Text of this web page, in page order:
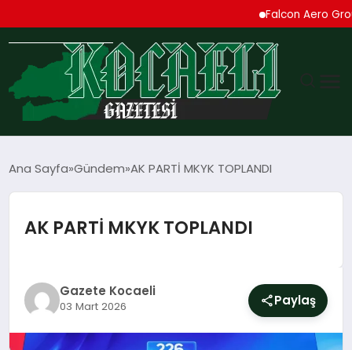
Falcon Aero Group,
TEKNOLOJI
EKONOMI
MAGAZIN
Ana Sayfa Gündem AK PARTİ MKYK TOPLANDI
AK PARTİ MKYK TOPLANDI
Gazete Kocaeli
03 Mart 2026 Paylaş